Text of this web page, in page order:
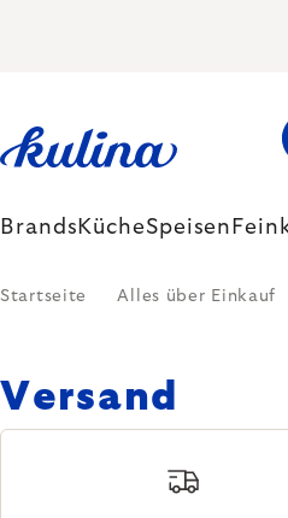
Brands KücheSpeisen
Startseite Alles über Einkauf
Versand